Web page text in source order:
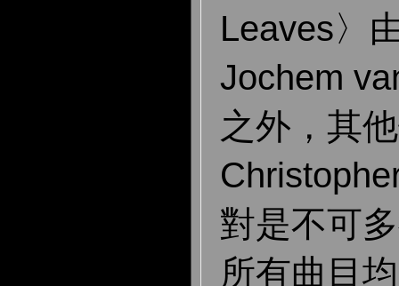
Leaves〉
Jochem
之外，其
對是不可
所有曲目